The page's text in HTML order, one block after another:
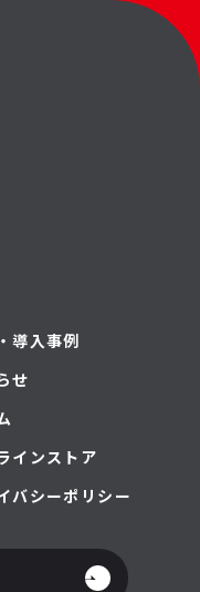
導入事例
せ
インストア
バシーポリシー